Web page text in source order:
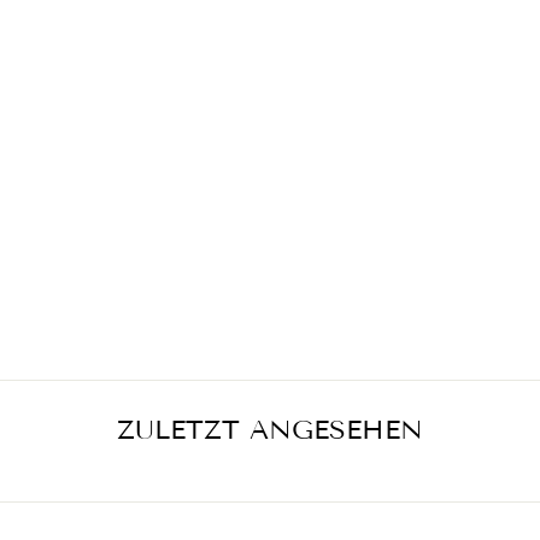
ZULETZT ANGESEHEN